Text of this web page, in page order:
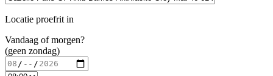
Locatie proefrit in
Vandaag of morgen?
(geen zondag)